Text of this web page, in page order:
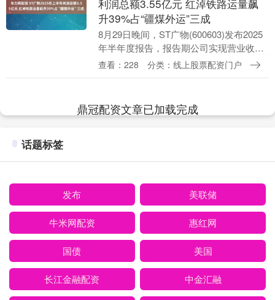
利润总额3.55亿元 红淖铁路运量飙
升39%占“疆煤外运”三成
8月29日晚间，ST广物(600603)发布2025
年半年度报告，报告期公司实现营业收入
14.21亿元，利润总额3.55亿元，归母净利
查看：228 分类：线上股票配资门户
鼎冠配资文章已加载完成
话题标签
发布 美联储
牛米网配资 惠红网
国债 美国
长江金融配资 中金汇融